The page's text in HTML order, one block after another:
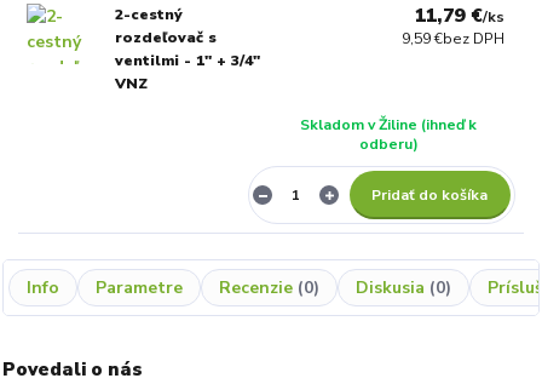
2-cestný
rozdeľovač s
ventilmi - 1" + 3/4"
VNZ
11,79 €/ks
9,59 €bez DPH
Skladom v Žiline (ihneď k
odberu)
Pridať do košíka
Info Parametre Recenzie 0 Diskusia 0
Povedali o nás